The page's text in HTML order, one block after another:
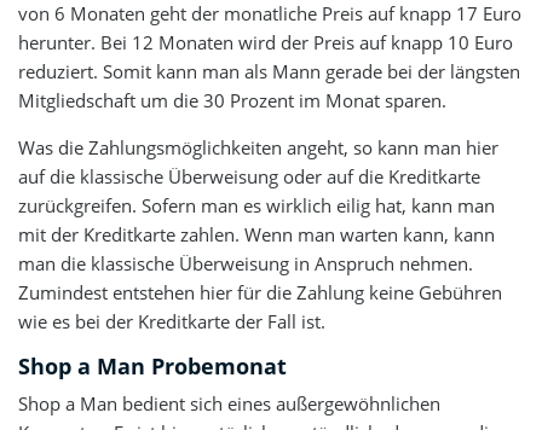
von 6 Monaten geht der monatliche Preis auf knapp 17 Euro
herunter. Bei 12 Monaten wird der Preis auf knapp 10 Euro
reduziert. Somit kann man als Mann gerade bei der längsten
Mitgliedschaft um die 30 Prozent im Monat sparen.
Was die Zahlungsmöglichkeiten angeht, so kann man hier
auf die klassische Überweisung oder auf die Kreditkarte
zurückgreifen. Sofern man es wirklich eilig hat, kann man
mit der Kreditkarte zahlen. Wenn man warten kann, kann
man die klassische Überweisung in Anspruch nehmen.
Zumindest entstehen hier für die Zahlung keine Gebühren
wie es bei der Kreditkarte der Fall ist.
Shop a Man Probemonat
Shop a Man bedient sich eines außergewöhnlichen